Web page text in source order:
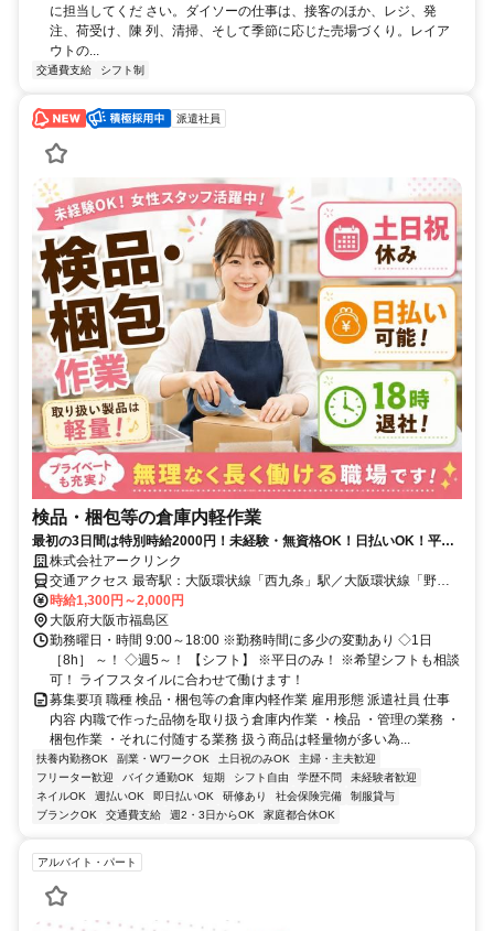
に担当してくだ さい。ダイソーの仕事は、接客のほか、レジ、発
注、荷受け、陳 列、清掃、そして季節に応じた売場づくり。レイア
ウトの...
交通費支給 シフト制
派遣社員
検品・梱包等の倉庫内軽作業
最初の3日間は特別時給2000円！未経験・無資格OK！日払いOK！平日
のみ！軽作業なので負担少なめ！
株式会社アークリンク
交通アクセス 最寄駅：大阪環状線「西九条」駅／大阪環状線「野
田」駅／Ｏｓａｋａ Ｍｅｔｒｏ千日前線「玉川」駅
時給1,300円～2,000円
大阪府大阪市福島区
勤務曜日・時間 9:00～18:00 ※勤務時間に多少の変動あり ◇1日
［8h］ ～！ ◇週5～！ 【シフト】 ※平日のみ！ ※希望シフトも相談
可！ ライフスタイルに合わせて働けます！
募集要項 職種 検品・梱包等の倉庫内軽作業 雇用形態 派遣社員 仕事
内容 内職で作った品物を取り扱う倉庫内作業 ・検品 ・管理の業務 ・
梱包作業 ・それに付随する業務 扱う商品は軽量物が多い為...
扶養内勤務OK 副業・WワークOK 土日祝のみOK
主婦・主夫歓迎
フリーター歓迎
バイク通勤OK 短期 シフト自由 学歴不問
未経験者歓迎
ネイルOK
週払いOK 即日払いOK 研修あり 社会保険完備
制服貸与
ブランクOK
交通費支給 週2・3日からOK 家庭都合休OK
アルバイト・パート